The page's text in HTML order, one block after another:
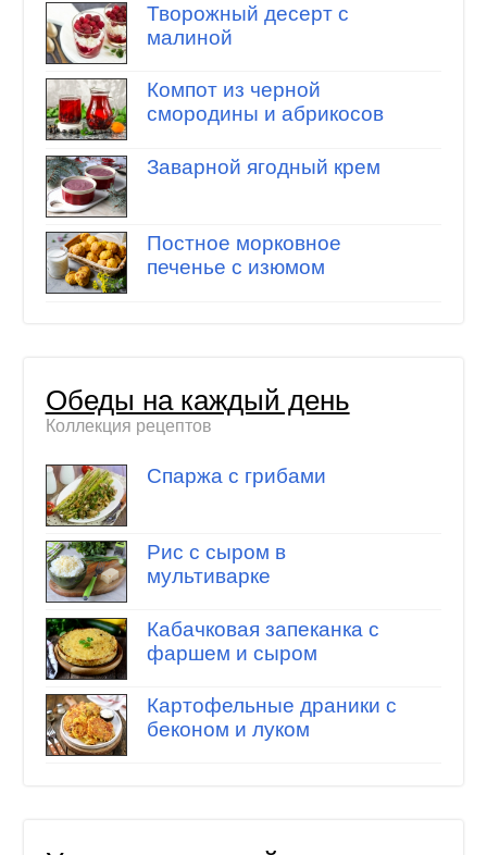
Творожный десерт с
малиной
Компот из черной
смородины и абрикосов
Заварной ягодный крем
Постное морковное
печенье с изюмом
Обеды на каждый день
Коллекция рецептов
Спаржа с грибами
Рис с сыром в
мультиварке
Кабачковая запеканка с
фаршем и сыром
Картофельные драники с
беконом и луком